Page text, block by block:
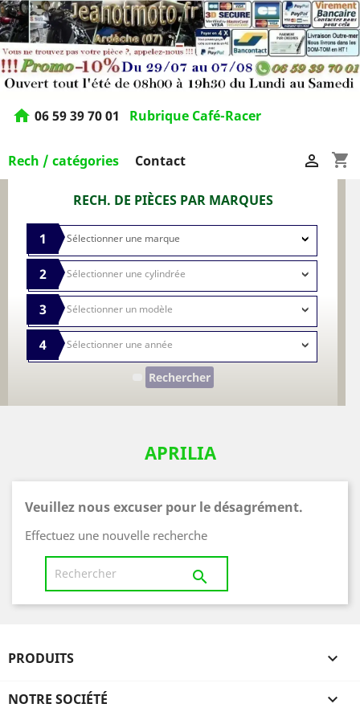
home 06 59 39 70 01 Rubrique Café-Racer
Rech / catégories Contact shopping_cart

RECH. DE PIÈCES PAR MARQUES
1
2
3
4
Rechercher
APRILIA
Veuillez nous excuser pour le désagrément.
Effectuez une nouvelle recherche

PRODUITS 
NOTRE SOCIÉTÉ 